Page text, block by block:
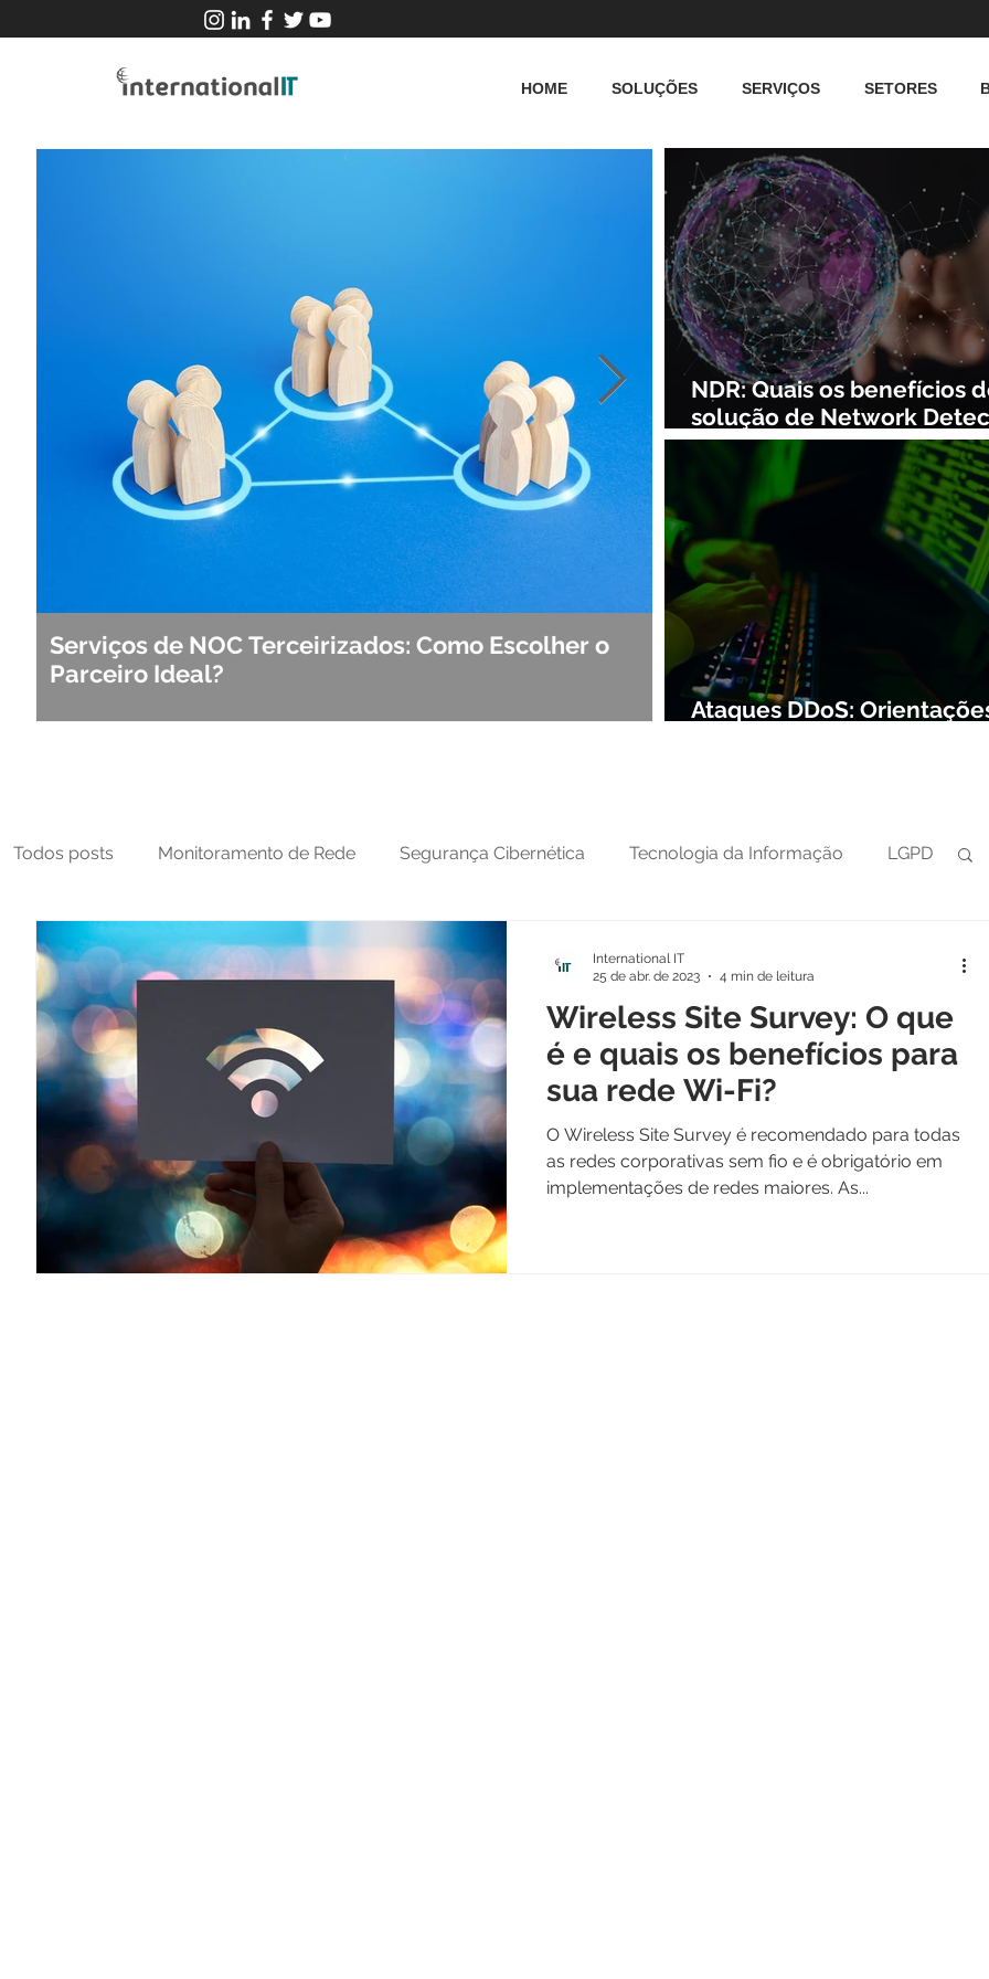
HOME SOLUÇÕES SERVIÇOS SETORES
NDR: Quais os benefícios
solução de Network
and Response?
Ataques DDoS:
Serviços de NOC Terceirizados: Como Escolher o
Parceiro Ideal?
Observabilidade e NOC:
Segurança de Redes
Todos posts Monitoramento de Rede Segurança Cibernética Tecnologia da Informação LGPD
MFT NOC Tecnologia Operacional
Wireless Site Survey: O que
é e quais os benefícios para
sua rede Wi-Fi?
O Wireless Site Survey é recomendado para todas
as redes corporativas sem fio e é obrigatório em
implementações de redes maiores. As...
International IT
25 de abr. de 2023
4 min de leitura